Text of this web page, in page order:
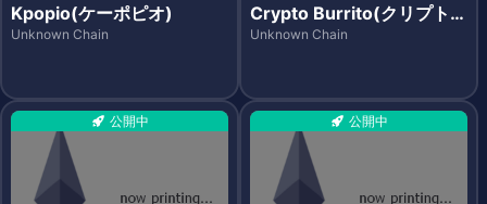
Kpopio(ケーポピオ)
Unknown Chain
Crypto Burrito(クリプトブ
リート)
Unknown Chain
公開中 公開中